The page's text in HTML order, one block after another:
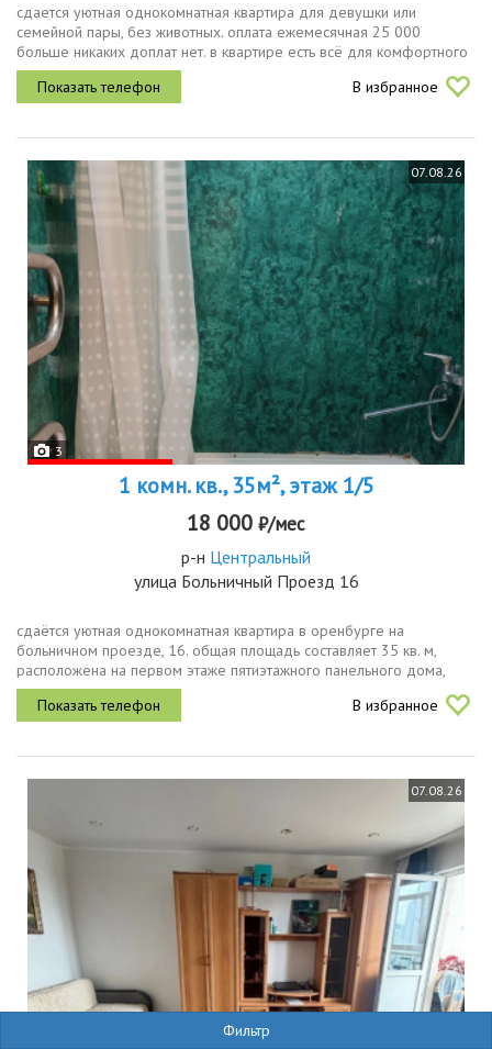
Фильтр
сдается уютная однокомнатная квартира для девушки или
семейной пары, без животных. оплата ежемесячная 25 000
больше никаких доплат нет. в квартире есть всё для комфортного
проживания. панорамный балкон. чистая, светлая, очень приятная
квартира
В избранное
07.08.26
3
1 комн. кв., 35м², этаж 1/5
18 000 ₽/мес
р-н Центральный
улица Больничный Проезд 16
сдаётся уютная однокомнатная квартира в оренбурге на
больничном проезде, 16. общая площадь составляет 35 кв. м,
расположена на первом этаже пятиэтажного панельного дома,
построенного в 1973 году. жилая площадь 19 кв. м, кухня 7 кв. м.
отличный...
В избранное
07.08.26